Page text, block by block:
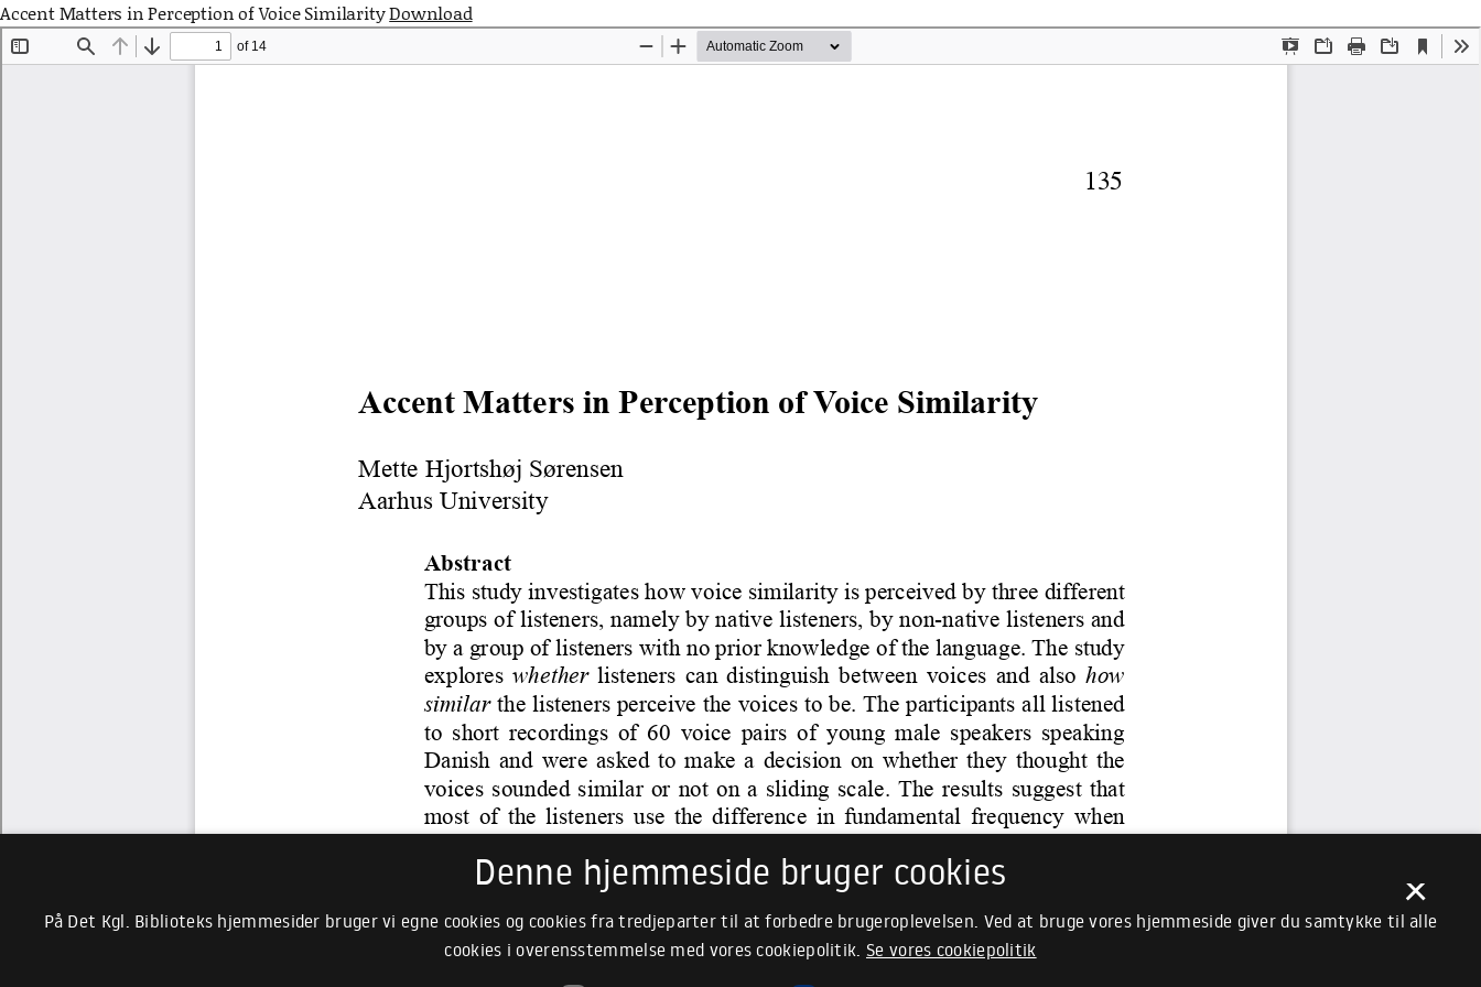
Accent Matters in Perception of Voice SimilarityDownload
×
Denne hjemmeside bruger cookies
På Det Kgl. Biblioteks hjemmesider bruger vi egne cookies og cookies fra tredjeparter til at forbedre brugeroplevelsen. Ved at bruge vores hjemmeside giver du samtykke til alle
cookies i overensstemmelse med vores cookiepolitik. Se vores cookiepolitik